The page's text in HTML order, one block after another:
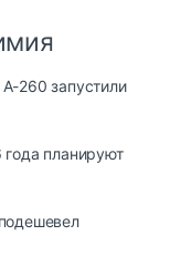
260 запустили
планируют